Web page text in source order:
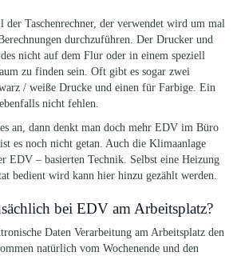
der Taschenrechner, der verwendet wird um mal
durchzuführen. Der Drucker und
nicht auf dem Flur oder in einem speziell
zu finden sein. Oft gibt es sogar zwei
/ weiße Drucke und einen für Farbige. Ein
nicht fehlen.
an, dann denkt man doch mehr EDV im Büro
es noch nicht getan. Auch die Klimaanlage
EDV – basierten Technik. Selbst eine Heizung
bedient wird kann hier hinzu gezählt werden.
bei EDV am Arbeitsplatz?
Daten Verarbeitung am Arbeitsplatz den
natürlich vom Wochenende und den